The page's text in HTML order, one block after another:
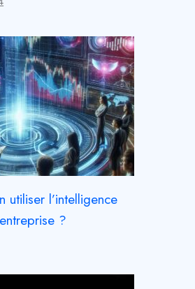
utiliser l’intelligence
?